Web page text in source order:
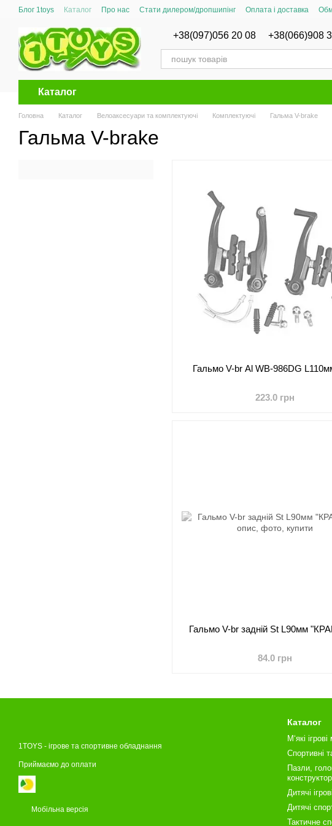
Перейти до основного контенту
Блог 1toys Каталог Про нас Стати дилером/дропшипінг Оплата і доставка
+38(097)056 20 08 +38(066)908
Каталог
Головна Каталог Велоаксесуари та комплектуючі Комплектуючі Гальма V-brake
Гальма V-brake
Гальмо V-br Al WB-986DG
223.0 грн
Гальмо V-br задній St L90мм
84.0 грн
1TOYS - ігрове та спортивне обладнання
Приймаємо до оплати
Мобільна версія
Каталог
М‘які
Спортивні
Пазли,
Дитячі
Дитячі
Тактичне